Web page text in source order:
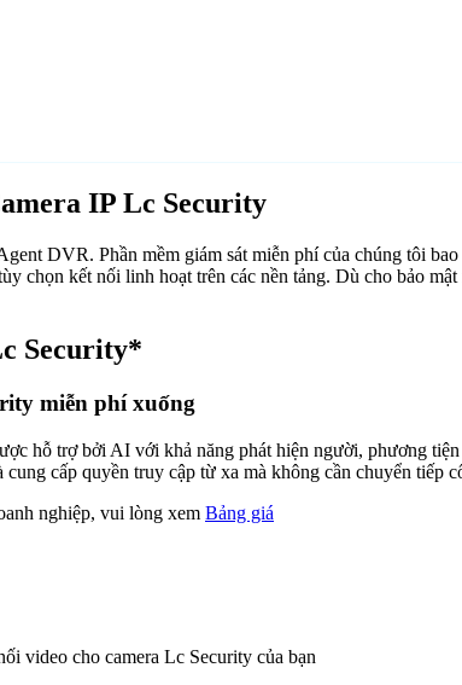
IP Lc Security
DVR. Phần mềm giám sát miễn phí của chúng tôi
chọn kết nối linh hoạt trên các nền tảng. Dù cho bảo
Security*
miễn phí xuống
hỗ trợ bởi AI với khả năng phát hiện người, phương
cấp quyền truy cập từ xa mà không cần chuyển tiếp
nghiệp, vui lòng xem Bảng giá
video cho camera Lc Security của bạn